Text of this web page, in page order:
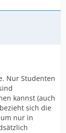
Nur Studenten
kannst (auch
sich die
nur in